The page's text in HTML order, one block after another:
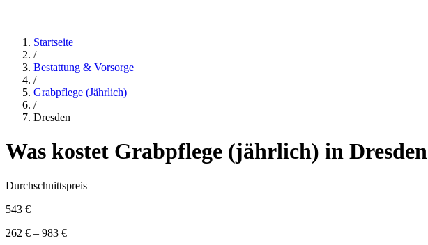
Startseite
/
Bestattung & Vorsorge
/
Grabpflege (jährlich)
/
Dresden
Was kostet Grabpflege (jährlich) in Dresden
Durchschnittspreis
543 €
262 € – 983 €